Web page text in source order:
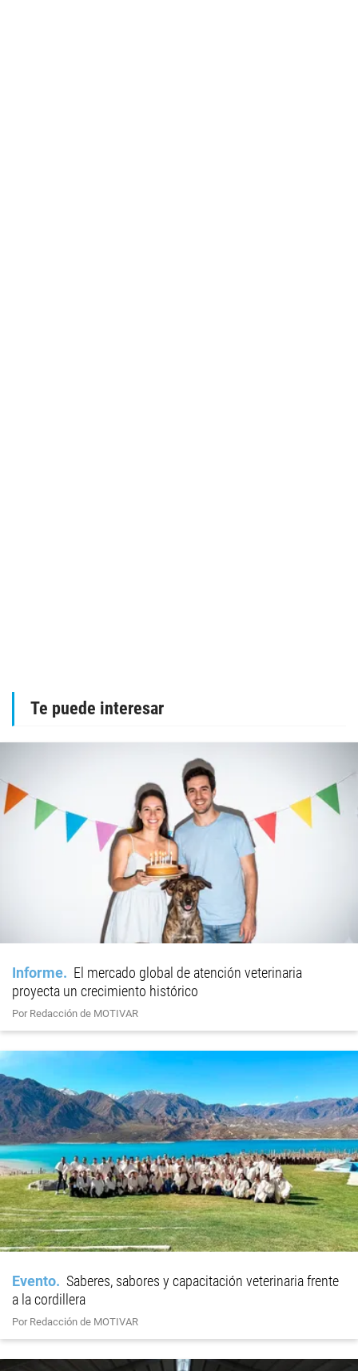
Te puede interesar
Informe
El mercado global de atención veterinaria
proyecta un crecimiento histórico
Por Redacción de MOTIVAR
Evento
Saberes, sabores y capacitación veterinaria frente
a la cordillera
Por Redacción de MOTIVAR